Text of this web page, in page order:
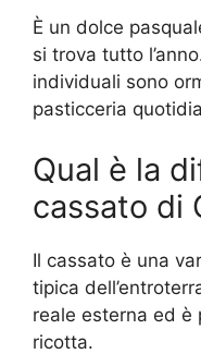
È un dolce
si trova tutto
individuali sono
pasticceria
Qual è la
cassato di
Il cassato è una
tipica
reale esterna ed è
ricotta.